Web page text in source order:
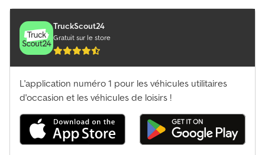
TruckScout24
Gratuit sur le store
L'application numéro 1 pour les véhicules utilitaires
d'occasion et les véhicules de loisirs !